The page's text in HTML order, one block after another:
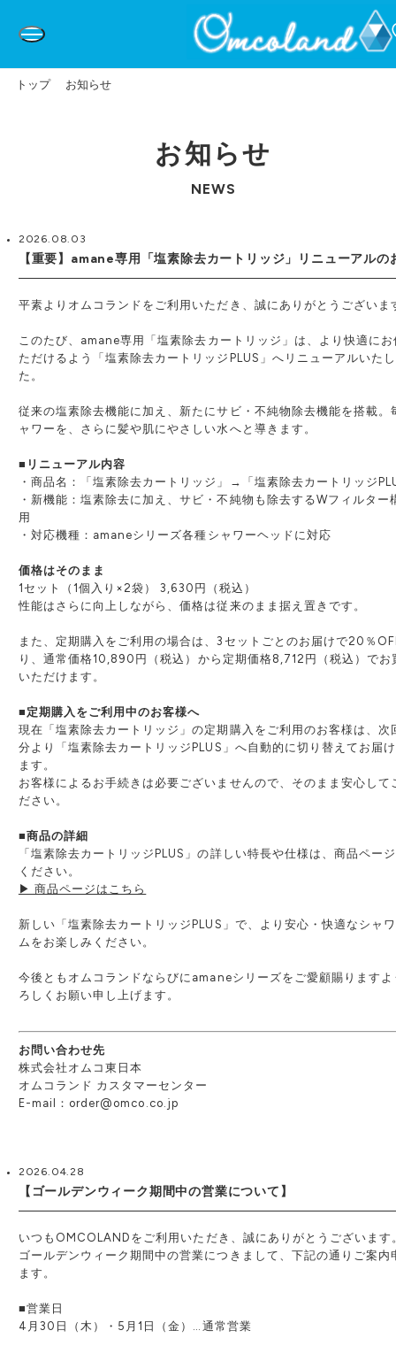
トップ お知らせ
お知らせ
NEWS
2026.08.03
【重要】amane専用「塩素除去カートリッジ」リニューアルの
平素よりオムコランドをご利用いただき、誠にありがとうございま
このたび、amane専用「塩素除去カートリッジ」は、より快適に
ただけるよう「塩素除去カートリッジPLUS」へリニューアルいた
た。
従来の塩素除去機能に加え、新たにサビ・不純物除去機能を搭載。
ャワーを、さらに髪や肌にやさしい水へと導きます。
■リニューアル内容
・商品名：「塩素除去カートリッジ」→「塩素除去カートリッジ
・新機能：塩素除去に加え、サビ・不純物も除去するWフィルター
用
・対応機種：amaneシリーズ各種シャワーヘッドに対応
価格はそのまま
1セット（1個入り×2袋） 3,630円（税込）
性能はさらに向上しながら、価格は従来のまま据え置きです。
また、定期購入をご利用の場合は、3セットごとのお届けで20％
り、通常価格10,890円（税込）から定期価格8,712円（税込）でお
いただけます。
■定期購入をご利用中のお客様へ
現在「塩素除去カートリッジ」の定期購入をご利用のお客様は、次
分より「塩素除去カートリッジPLUS」へ自動的に切り替えてお届
ます。
お客様によるお手続きは必要ございませんので、そのまま安心して
ださい。
■商品の詳細
「塩素除去カートリッジPLUS」の詳しい特長や仕様は、商品ペー
ください。
▶ 商品ページはこちら
新しい「塩素除去カートリッジPLUS」で、より安心・快適なシャ
ムをお楽しみください。
今後ともオムコランドならびにamaneシリーズをご愛顧賜ります
ろしくお願い申し上げます。
お問い合わせ先
株式会社オムコ東日本
オムコランド カスタマーセンター
E-mail：order@omco.co.jp
2026.04.28
【ゴールデンウィーク期間中の営業について】
いつもOMCOLANDをご利用いただき、誠にありがとうございます
ゴールデンウィーク期間中の営業につきまして、下記の通りご案内
ます。
■営業日
4月30日（木）・5月1日（金）…通常営業